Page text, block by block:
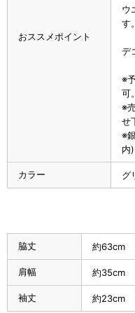
おススメポイント
ウ
す。
デ
※
可。
※
せ
※
内
カラー グ
脇丈 約63cm
肩幅 約35cm
袖丈 約23cm